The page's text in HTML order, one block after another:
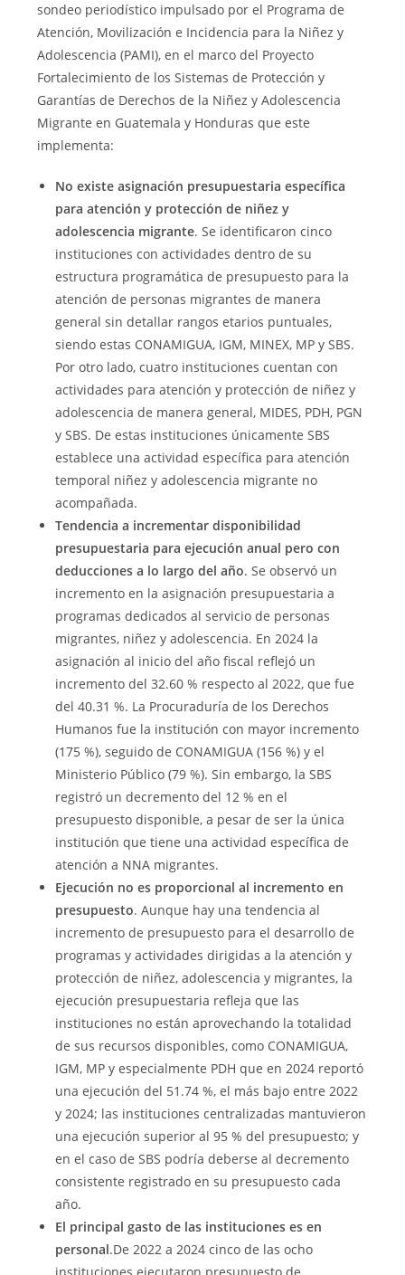
sondeo periodístico impulsado por el Programa de
Atención, Movilización e Incidencia para la Niñez y
Adolescencia (PAMI), en el marco del Proyecto
Fortalecimiento de los Sistemas de Protección y
Garantías de Derechos de la Niñez y Adolescencia
Migrante en Guatemala y Honduras que este
implementa:
No existe asignación presupuestaria específica
para atención y protección de niñez y
adolescencia migrante. Se identificaron cinco
instituciones con actividades dentro de su
estructura programática de presupuesto para la
atención de personas migrantes de manera
general sin detallar rangos etarios puntuales,
siendo estas CONAMIGUA, IGM, MINEX, MP y SBS.
Por otro lado, cuatro instituciones cuentan con
actividades para atención y protección de niñez y
adolescencia de manera general, MIDES, PDH, PGN
y SBS. De estas instituciones únicamente SBS
establece una actividad específica para atención
temporal niñez y adolescencia migrante no
acompañada.
Tendencia a incrementar disponibilidad
presupuestaria para ejecución anual pero con
deducciones a lo largo del año. Se observó un
incremento en la asignación presupuestaria a
programas dedicados al servicio de personas
migrantes, niñez y adolescencia. En 2024 la
asignación al inicio del año fiscal reflejó un
incremento del 32.60 % respecto al 2022, que fue
del 40.31 %. La Procuraduría de los Derechos
Humanos fue la institución con mayor incremento
(175 %), seguido de CONAMIGUA (156 %) y el
Ministerio Público (79 %). Sin embargo, la SBS
registró un decremento del 12 % en el
presupuesto disponible, a pesar de ser la única
institución que tiene una actividad específica de
atención a NNA migrantes.
Ejecución no es proporcional al incremento en
presupuesto. Aunque hay una tendencia al
incremento de presupuesto para el desarrollo de
programas y actividades dirigidas a la atención y
protección de niñez, adolescencia y migrantes, la
ejecución presupuestaria refleja que las
instituciones no están aprovechando la totalidad
de sus recursos disponibles, como CONAMIGUA,
IGM, MP y especialmente PDH que en 2024 reportó
una ejecución del 51.74 %, el más bajo entre 2022
y 2024; las instituciones centralizadas mantuvieron
una ejecución superior al 95 % del presupuesto; y
en el caso de SBS podría deberse al decremento
consistente registrado en su presupuesto cada
año.
El principal gasto de las instituciones es en
personal.De 2022 a 2024 cinco de las ocho